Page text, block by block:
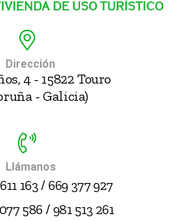
Dirección
4 - 15822 Touro
- Galicia)
Llámanos
163 / 669 377 927
586 / 981 513 261